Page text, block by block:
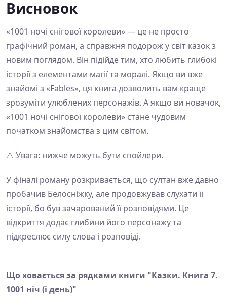
Висновок
«1001 ночі снігової королеви» — це не просто
графічний роман, а справжня подорож у світ казок з
новим поглядом. Він підійде тим, хто любить глибокі
історії з елементами магії та моралі. Якщо ви вже
знайомі з «Fables», ця книга дозволить вам краще
зрозуміти улюблених персонажів. А якщо ви новачок,
«1001 ночі снігової королеви» стане чудовим
початком знайомства з цим світом.
⚠️ Увага: нижче можуть бути спойлери.
У фіналі роману розкривається, що султан вже давно
пробачив Белосніжку, але продовжував слухати її
історії, бо був зачарований її розповідями. Це
відкриття додає глибини його персонажу та
підкреслює силу слова і розповіді.
Що ховається за рядками книги "Казки. Книга 7.
1001 ніч (і день)"